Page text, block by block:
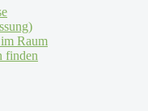
Raum
finden